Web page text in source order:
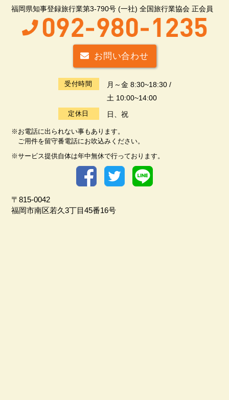
福岡県知事登録旅行業第3-790号 (一社) 全国旅行業協会 正会員
お問い合わせ
受付時間
月～金 8:30~18:30 /
土 10:00~14:00
定休日 日、祝
※お電話に出られない事もあります。
ご用件を留守番電話にお吹込みください。
※サービス提供自体は年中無休で行っております。
〒815-0042
福岡市南区若久3丁目45番16号